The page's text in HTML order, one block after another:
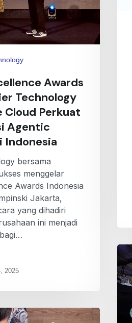
Awards
Technology
Cloud Perkuat
Agentic
Indonesia
bersama
menggelar
Awards Indonesia
Jakarta,
yang dihadiri
ini menjadi
2025